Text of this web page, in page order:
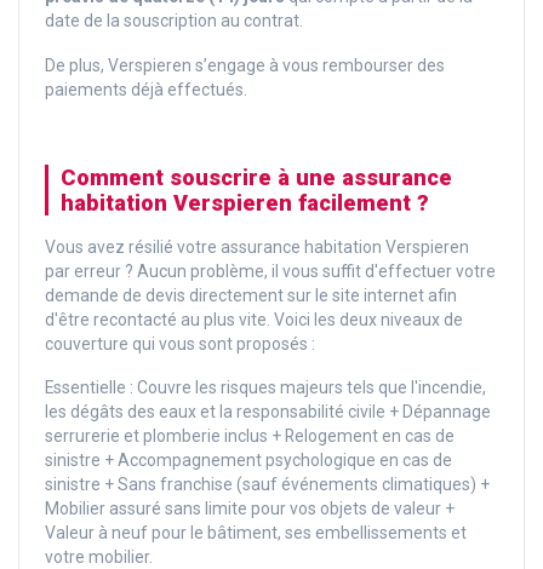
date de la souscription au contrat.
De plus, Verspieren s’engage à vous rembourser des
paiements déjà effectués.
Comment souscrire à une assurance
habitation Verspieren facilement ?
Vous avez résilié votre assurance habitation Verspieren
par erreur ? Aucun problème, il vous suffit d'effectuer votre
demande de devis directement sur le site internet afin
d'être recontacté au plus vite. Voici les deux niveaux de
couverture qui vous sont proposés :
Essentielle : Couvre les risques majeurs tels que l'incendie,
les dégâts des eaux et la responsabilité civile + Dépannage
serrurerie et plomberie inclus + Relogement en cas de
sinistre + Accompagnement psychologique en cas de
sinistre + Sans franchise (sauf événements climatiques) +
Mobilier assuré sans limite pour vos objets de valeur +
Valeur à neuf pour le bâtiment, ses embellissements et
votre mobilier.